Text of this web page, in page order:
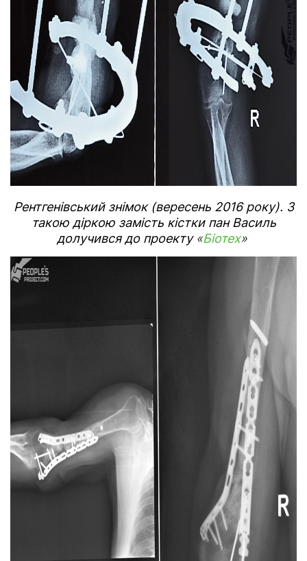
Рентгенівський знімок (вересень 2016 року). З
такою діркою замість кістки пан Василь
долучився до проекту «Біотех»